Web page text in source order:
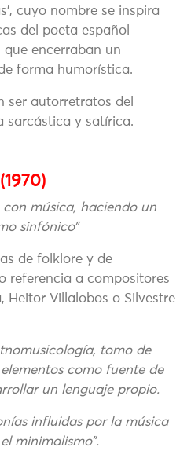
cuyo nombre se inspira
del poeta español
que encerraban un
forma humorística.
ser autorretratos del
sarcástica y satírica.
con música, haciendo un
sinfónico”
de folklore y de
referencia a compositores
Heitor Villalobos o Silvestre
tomo de
como fuente de
un lenguaje propio.
influidas por la música
minimalismo”.